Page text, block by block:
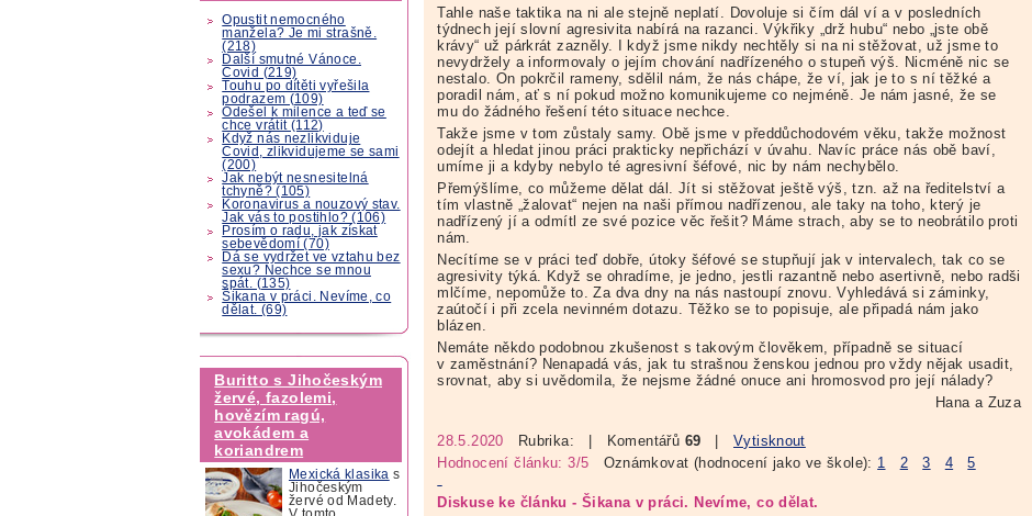
Opustit nemocného
manžela? Je mi strašně.
(218)
Další smutné Vánoce.
Covid (219)
Touhu po dítěti vyřešila
podrazem (109)
Odešel k milence a teď se
chce vrátit (112)
Když nás nezlikviduje
Covid, zlikvidujeme se sami
(200)
Jak nebýt nesnesitelná
tchyně? (105)
Koronavirus a nouzový stav.
Jak vás to postihlo? (106)
Prosím o radu, jak získat
sebevědomí (70)
Dá se vydržet ve vztahu bez
sexu? Nechce se mnou
spát. (135)
Šikana v práci. Nevíme, co
dělat. (69)
Buritto s Jihočeským
žervé, fazolemi,
hovězím ragú,
avokádem a
koriandrem
Mexická klasika s
Jihočeským
žervé od Madety.
Tahle naše taktika na ni ale stejně neplatí. Dovoluje si čím dál ví a v posledních
týdnech její slovní agresivita nabírá na razanci. Výkřiky „drž hubu“ nebo „jste obě
krávy“ už párkrát zazněly. I když jsme nikdy nechtěly si na ni stěžovat, už jsme to
nevydržely a informovaly o jejím chování nadřízeného o stupeň výš. Nicméně nic se
nestalo. On pokrčil rameny, sdělil nám, že nás chápe, že ví, jak je to s ní těžké a
poradil nám, ať s ní pokud možno komunikujeme co nejméně. Je nám jasné, že se
mu do žádného řešení této situace nechce.
Takže jsme v tom zůstaly samy. Obě jsme v předdůchodovém věku, takže možnost
odejít a hledat jinou práci prakticky nepřichází v úvahu. Navíc práce nás obě baví,
umíme ji a kdyby nebylo té agresivní šéfové, nic by nám nechybělo.
Přemýšlíme, co můžeme dělat dál. Jít si stěžovat ještě výš, tzn. až na ředitelství a
tím vlastně „žalovat“ nejen na naši přímou nadřízenou, ale taky na toho, který je
nadřízený jí a odmítl ze své pozice věc řešit? Máme strach, aby se to neobrátilo proti
nám.
Necítíme se v práci teď dobře, útoky šéfové se stupňují jak v intervalech, tak co se
agresivity týká. Když se ohradíme, je jedno, jestli razantně nebo asertivně, nebo radši
mlčíme, nepomůže to. Za dva dny na nás nastoupí znovu. Vyhledává si záminky,
zaútočí i při zcela nevinném dotazu. Těžko se to popisuje, ale připadá nám jako
blázen.
Nemáte někdo podobnou zkušenost s takovým člověkem, případně se situací
v zaměstnání? Nenapadá vás, jak tu strašnou ženskou jednou pro vždy nějak usadit,
srovnat, aby si uvědomila, že nejsme žádné onuce ani hromosvod pro její nálady?
Hana a Zuza
28.5.2020 Rubrika: | Komentářů 69 |Vytisknout
Hodnocení článku: 3/5 Oznámkovat (hodnocení jako ve škole): 1 2 3 4 5
Diskuse ke článku - Šikana v práci. Nevíme, co dělat.